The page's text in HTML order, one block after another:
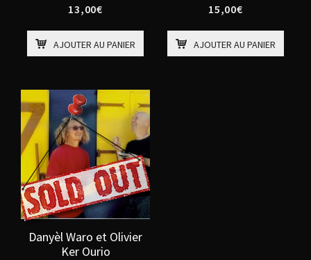
13,00€
AJOUTER AU PANIER
15,00€
AJOUTER AU PANIER
Danyèl Waro et Olivier
Ker Ourio